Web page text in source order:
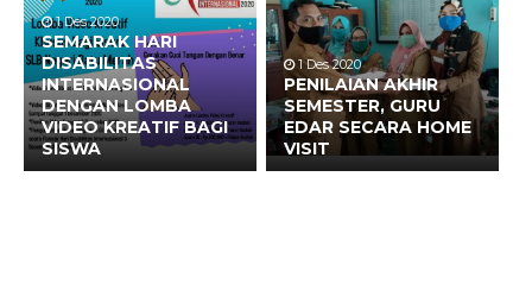
1 Des 2020
SEMARAK HARI
DISABILITAS
INTERNASIONAL
DENGAN LOMBA
VIDEO KREATIF BAGI
SISWA
1 Des 2020
PENILAIAN AKHIR
SEMESTER, GURU
EDAR SECARA HOME
VISIT